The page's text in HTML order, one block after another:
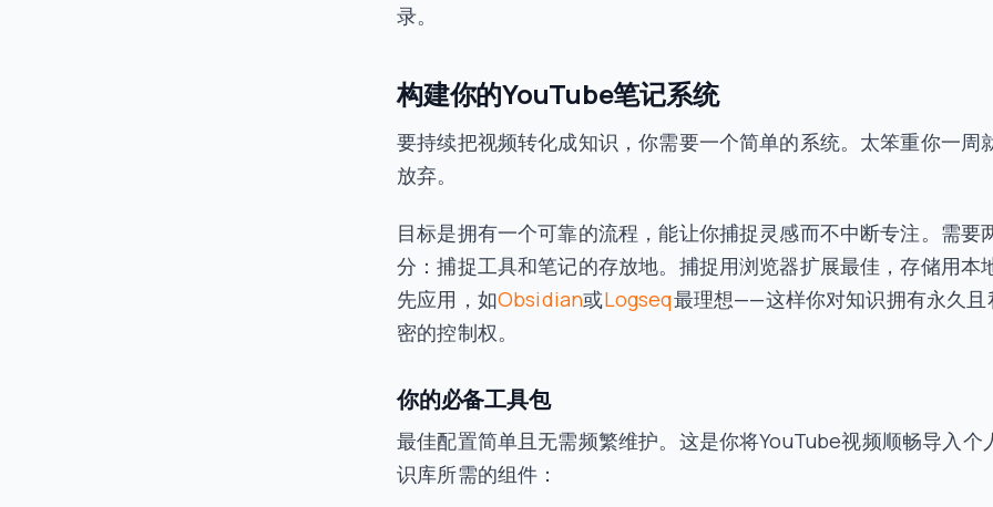
录。
构建你的YouTube笔记系统
要持续把视频转化成知识，你需要一个简单的系统。太笨重你一周
放弃。
目标是拥有一个可靠的流程，能让你捕捉灵感而不中断专注。需要
分：捕捉工具和笔记的存放地。捕捉用浏览器扩展最佳，存储用本
先应用，如Obsidian或Logseq最理想——这样你对知识拥有永久且
密的控制权。
你的必备工具包
最佳配置简单且无需频繁维护。这是你将YouTube视频顺畅导入个
识库所需的组件：